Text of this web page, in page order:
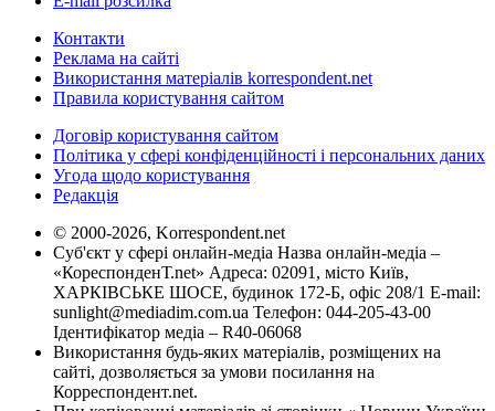
Контакти
Реклама на сайті
Використання матеріалів korrespondent.net
Правила користування сайтом
Договір користування сайтом
Політика у сфері конфіденційності і персональних даних
Угода щодо користування
Редакція
© 2000-2026, Korrespondent.net
Суб'єкт у сфері онлайн-медіа Назва онлайн-медіа –
«КореспонденТ.net» Адреса: 02091, місто Київ,
ХАРКІВСЬКЕ ШОСЕ, будинок 172-Б, офіс 208/1 E-mail:
sunlight@mediadim.com.ua Телефон: 044-205-43-00
Ідентифікатор медіа – R40-06068
Використання будь-яких матеріалів, розміщених на
сайті, дозволяється за умови посилання на
Корреспондент.net.